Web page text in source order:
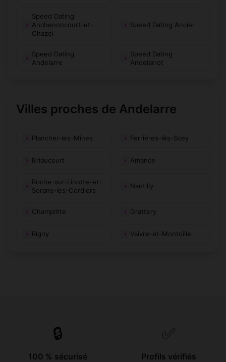
Speed Dating
Anchenoncourt-et-
Chazel
Speed Dating Ancier
Speed Dating
Andelarre
Speed Dating
Andelarrot
Villes proches de Andelarre
Plancher-les-Mines Ferrières-lès-Scey
Briaucourt Amance
Roche-sur-Linotte-et-
Sorans-les-Cordiers
Nantilly
Champlitte Grattery
Rigny Vaivre-et-Montoille
🔒
100 % sécurisé
✅
Profils vérifiés